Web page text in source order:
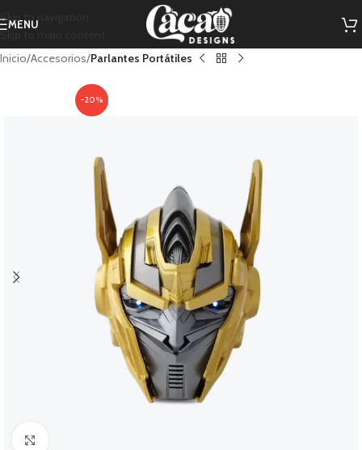
Skip to navigation
Skip to main content
MENU
Inicio Accesorios Parlantes Portátiles
-20%